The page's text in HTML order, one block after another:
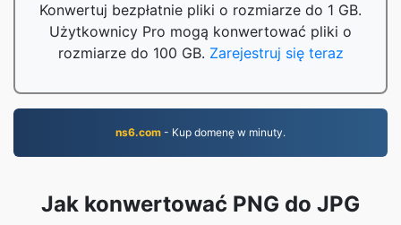
Konwertuj bezpłatnie pliki o rozmiarze do 1 GB.
Użytkownicy Pro mogą konwertować pliki o
rozmiarze do 100 GB. Zarejestruj się teraz
ns6.com - Kup domenę w minuty.
Jak konwertować PNG do JPG